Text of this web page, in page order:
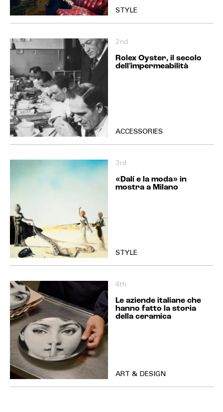
STYLE
2nd
Rolex Oyster, il secolo
dell'impermeabilità
ACCESSORIES
3rd
«Dalí e la moda» in
mostra a Milano
STYLE
4th
Le aziende italiane che
hanno fatto la storia
della ceramica
ART & DESIGN